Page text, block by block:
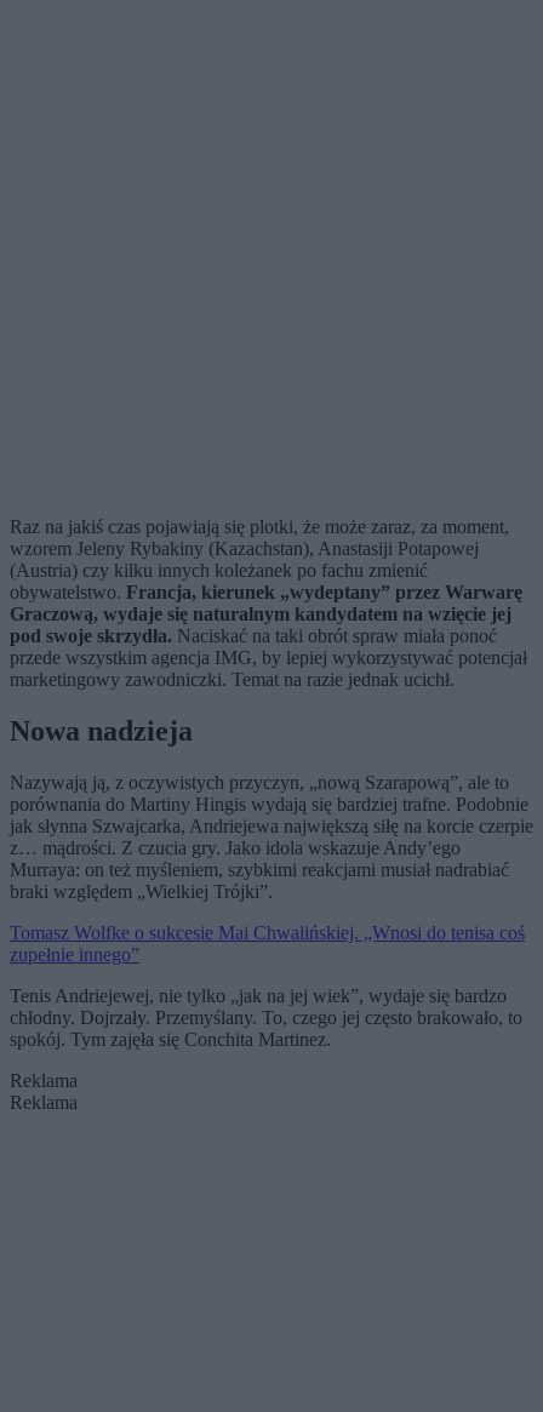
Raz na jakiś czas pojawiają się plotki, że może zaraz, za moment,
wzorem Jeleny Rybakiny (Kazachstan), Anastasiji Potapowej
(Austria) czy kilku innych koleżanek po fachu zmienić
obywatelstwo. Francja, kierunek „wydeptany” przez Warwarę
Graczową, wydaje się naturalnym kandydatem na wzięcie jej
pod swoje skrzydła. Naciskać na taki obrót spraw miała ponoć
przede wszystkim agencja IMG, by lepiej wykorzystywać potencjał
marketingowy zawodniczki. Temat na razie jednak ucichł.
Nowa nadzieja
Nazywają ją, z oczywistych przyczyn, „nową Szarapową”, ale to
porównania do Martiny Hingis wydają się bardziej trafne. Podobnie
jak słynna Szwajcarka, Andriejewa największą siłę na korcie czerpie
z… mądrości. Z czucia gry. Jako idola wskazuje Andy’ego
Murraya: on też myśleniem, szybkimi reakcjami musiał nadrabiać
braki względem „Wielkiej Trójki”.
Tomasz Wolfke o sukcesie Mai Chwalińskiej. „Wnosi do tenisa coś
zupełnie innego”
Tenis Andriejewej, nie tylko „jak na jej wiek”, wydaje się bardzo
chłodny. Dojrzały. Przemyślany. To, czego jej często brakowało, to
spokój. Tym zajęła się Conchita Martinez.
Reklama
Reklama